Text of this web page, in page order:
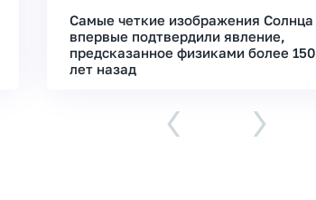
Самые четкие изображения Солнца
впервые подтвердили явление,
предсказанное физиками более 150
лет назад
‹ ›